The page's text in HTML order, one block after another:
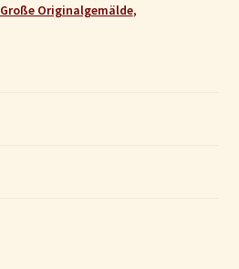
Große Originalgemälde,